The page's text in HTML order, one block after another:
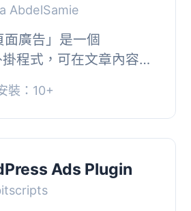
AbdelSamie
面廣告」是一個
程式，可在文章內容的
一個簡單的方式自動插
, 文章中插...
裝：10+
Ads Plugin